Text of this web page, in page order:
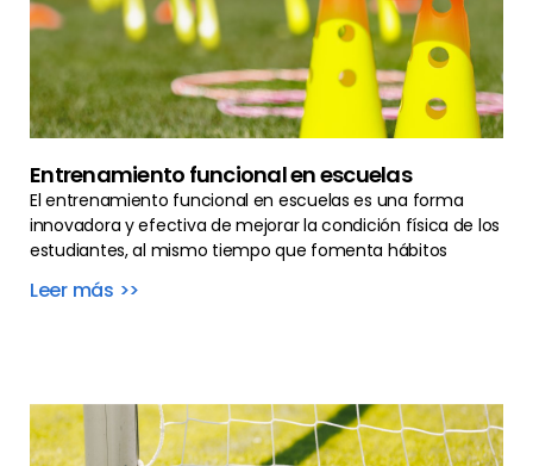
Entrenamiento funcional en escuelas
El entrenamiento funcional en escuelas es una forma
innovadora y efectiva de mejorar la condición física de los
estudiantes, al mismo tiempo que fomenta hábitos
Leer más >>